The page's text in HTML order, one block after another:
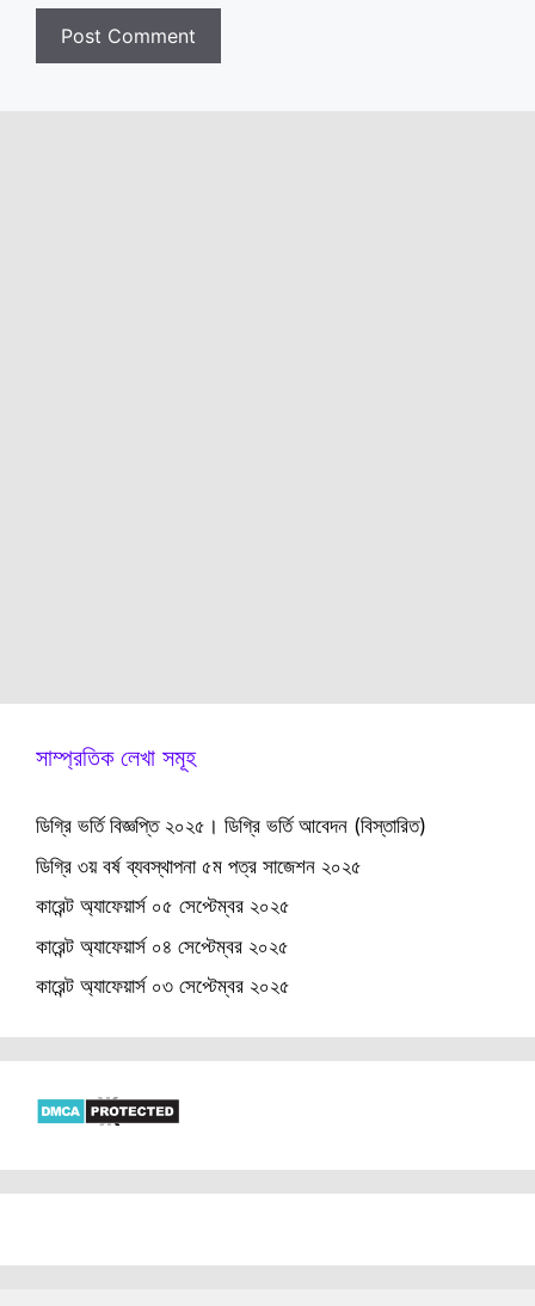
সাম্প্রতিক লেখা সমূহ
ডিগ্রি ভর্তি বিজ্ঞপ্তি ২০২৫। ডিগ্রি ভর্তি আবেদন (বিস্তারিত)
ডিগ্রি ৩য় বর্ষ ব্যবস্থাপনা ৫ম পত্র সাজেশন ২০২৫
কারেন্ট অ্যাফেয়ার্স ০৫ সেপ্টেম্বর ২০২৫
কারেন্ট অ্যাফেয়ার্স ০৪ সেপ্টেম্বর ২০২৫
কারেন্ট অ্যাফেয়ার্স ০৩ সেপ্টেম্বর ২০২৫